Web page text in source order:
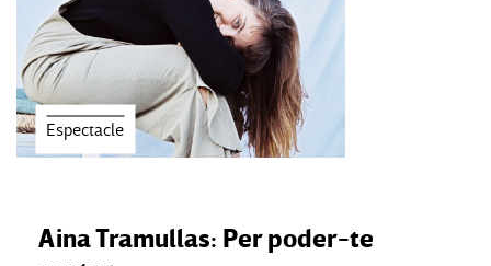
Espectacle
Aina Tramullas: Per poder-te